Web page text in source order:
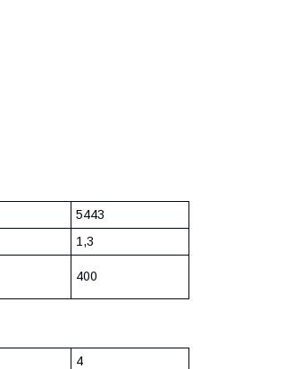
5443
1,3
400
4